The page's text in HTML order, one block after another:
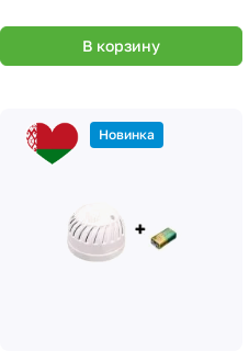
В корзину
Новинка